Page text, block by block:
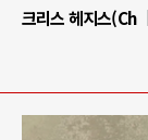
크리스 헤지스(Ch